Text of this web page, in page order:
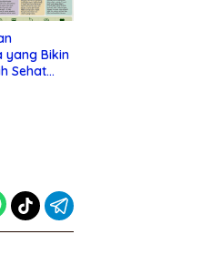
yang Bikin
Sehat